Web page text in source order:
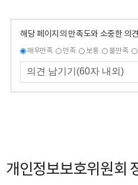
해당 페이지의 만족도와 소중한 의
매우만족 만족 보통 불만족
개인정보보호위원회